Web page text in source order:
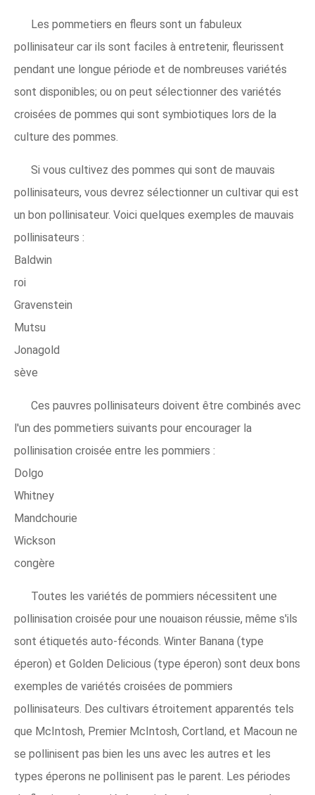
Les pommetiers en fleurs sont un fabuleux
pollinisateur car ils sont faciles à entretenir, fleurissent
pendant une longue période et de nombreuses variétés
sont disponibles; ou on peut sélectionner des variétés
croisées de pommes qui sont symbiotiques lors de la
culture des pommes.
Si vous cultivez des pommes qui sont de mauvais
pollinisateurs, vous devrez sélectionner un cultivar qui est
un bon pollinisateur. Voici quelques exemples de mauvais
pollinisateurs :
Baldwin
roi
Gravenstein
Mutsu
Jonagold
sève
Ces pauvres pollinisateurs doivent être combinés avec
l'un des pommetiers suivants pour encourager la
pollinisation croisée entre les pommiers :
Dolgo
Whitney
Mandchourie
Wickson
congère
Toutes les variétés de pommiers nécessitent une
pollinisation croisée pour une nouaison réussie, même s'ils
sont étiquetés auto-féconds. Winter Banana (type
éperon) et Golden Delicious (type éperon) sont deux bons
exemples de variétés croisées de pommiers
pollinisateurs. Des cultivars étroitement apparentés tels
que McIntosh, Premier McIntosh, Cortland, et Macoun ne
se pollinisent pas bien les uns avec les autres et les
types éperons ne pollinisent pas le parent. Les périodes